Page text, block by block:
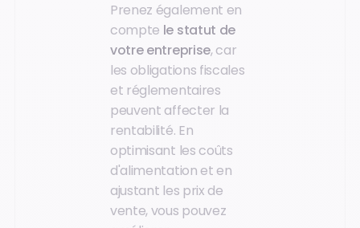
Prenez également en
compte le statut de
votre entreprise, car
les obligations fiscales
et réglementaires
peuvent affecter la
rentabilité. En
optimisant les coûts
d'alimentation et en
ajustant les prix de
vente, vous pouvez